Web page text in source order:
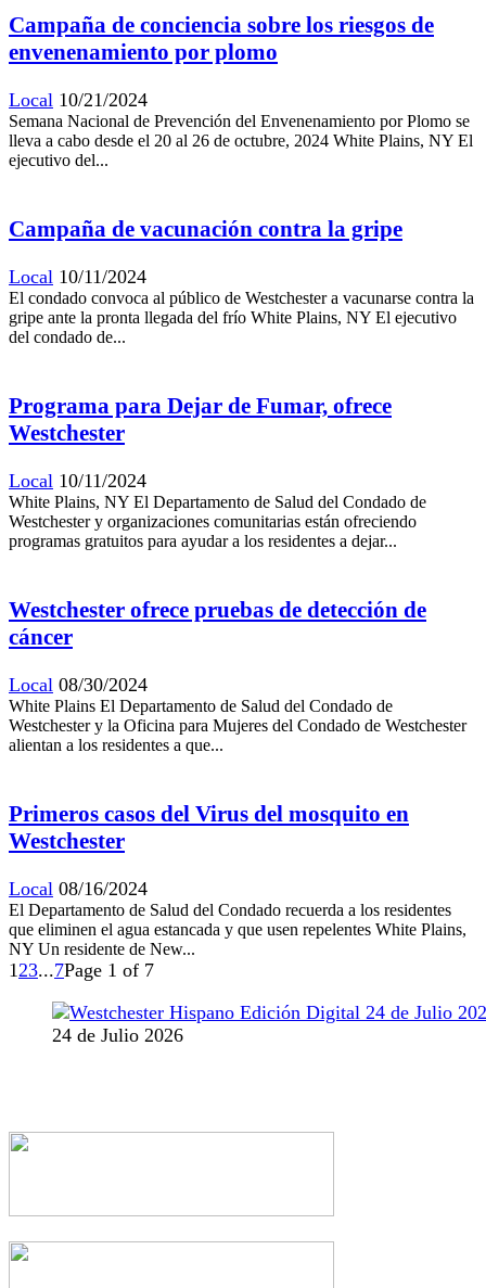
Campaña de conciencia sobre los riesgos de
envenenamiento por plomo
Local 10/21/2024
Semana Nacional de Prevención del Envenenamiento por Plomo se
lleva a cabo desde el 20 al 26 de octubre, 2024 White Plains, NY El
ejecutivo del...
Campaña de vacunación contra la gripe
Local 10/11/2024
El condado convoca al público de Westchester a vacunarse contra la
gripe ante la pronta llegada del frío White Plains, NY El ejecutivo
del condado de...
Programa para Dejar de Fumar, ofrece
Westchester
Local 10/11/2024
White Plains, NY El Departamento de Salud del Condado de
Westchester y organizaciones comunitarias están ofreciendo
programas gratuitos para ayudar a los residentes a dejar...
Westchester ofrece pruebas de detección de
cáncer
Local 08/30/2024
White Plains El Departamento de Salud del Condado de
Westchester y la Oficina para Mujeres del Condado de Westchester
alientan a los residentes a que...
Primeros casos del Virus del mosquito en
Westchester
Local 08/16/2024
El Departamento de Salud del Condado recuerda a los residentes
que eliminen el agua estancada y que usen repelentes White Plains,
NY Un residente de New...
123...7Page 1 of 7
24 de Julio 2026